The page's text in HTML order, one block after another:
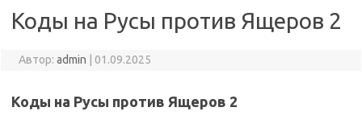
Коды на Русы против Ящеров 2
Автор: admin 01.09.2025
Коды на Русы против Ящеров 2